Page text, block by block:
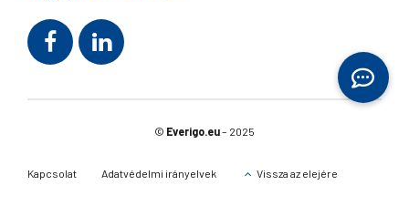
© Everigo.eu– 2025
Kapcsolat Adatvédelmi irányelvek Vissza az elejére